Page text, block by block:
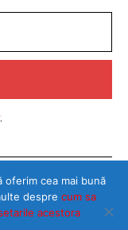
. oferim cea mai bună
despre cum sa
acestora